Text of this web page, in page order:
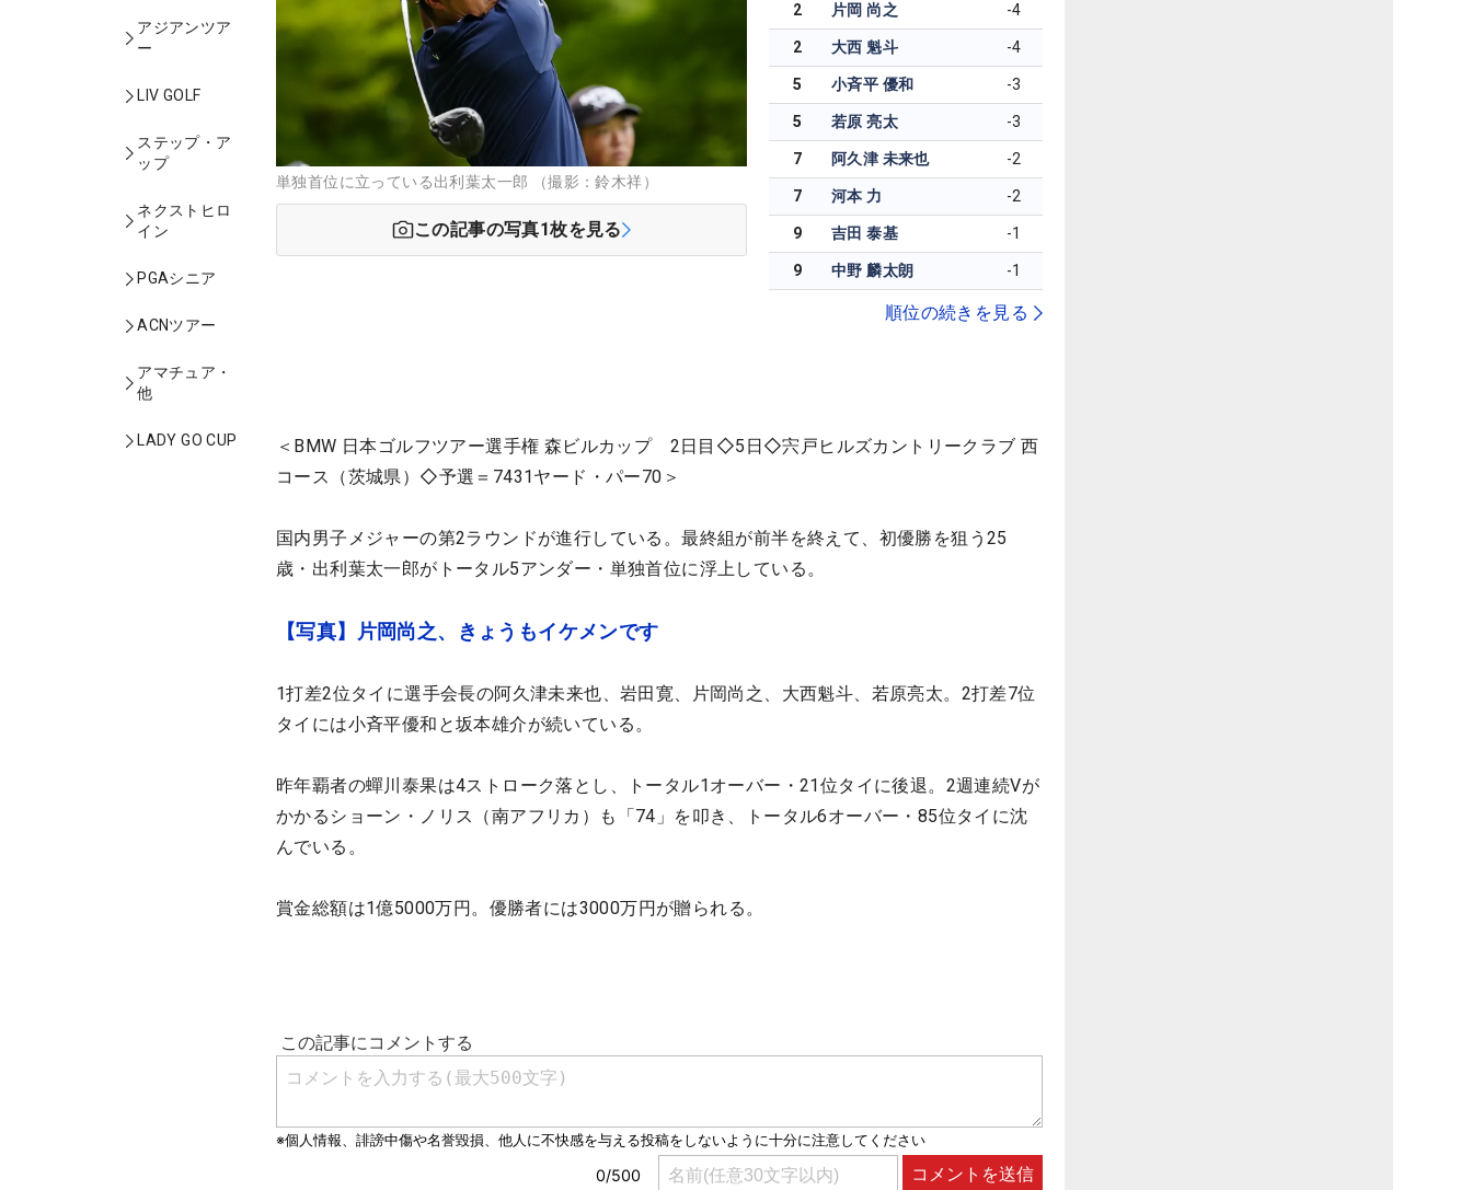
アジアンツア
ー
LIV GOLF
ステップ・ア
ップ
ネクストヒロ
イン
PGAシニア
ACNツアー
アマチュア・
他
LADY GO CUP
単独首位に立っている出利葉太一郎 （撮影：鈴木祥）
この記事の写真1枚を見る
2 片岡 尚之 -4
2 大西 魁斗 -4
5 小斉平 優和 -3
5 若原 亮太 -3
7 阿久津 未来也 -2
7 河本 力 -2
9 吉田 泰基 -1
9 中野 麟太朗 -1
順位の続きを見る
＜BMW 日本ゴルフツアー選手権 森ビルカップ 2日目◇5日◇宍戸ヒルズカントリークラブ 西
コース（茨城県）◇予選＝7431ヤード・パー70＞
国内男子メジャーの第2ラウンドが進行している。最終組が前半を終えて、初優勝を狙う25
歳・出利葉太一郎がトータル5アンダー・単独首位に浮上している。
【写真】片岡尚之、きょうもイケメンです
1打差2位タイに選手会長の阿久津未来也、岩田寛、片岡尚之、大西魁斗、若原亮太。2打差7位
タイには小斉平優和と坂本雄介が続いている。
昨年覇者の蟬川泰果は4ストローク落とし、トータル1オーバー・21位タイに後退。2週連続Vが
かかるショーン・ノリス（南アフリカ）も「74」を叩き、トータル6オーバー・85位タイに沈
んでいる。
賞金総額は1億5000万円。優勝者には3000万円が贈られる。